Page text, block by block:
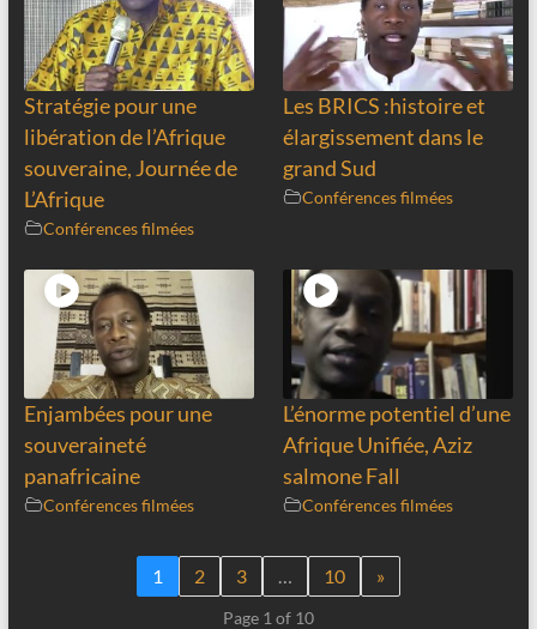
Stratégie pour une
libération de l’Afrique
souveraine, Journée de
L’Afrique
Conférences filmées
Les BRICS :histoire et
élargissement dans le
grand Sud
Conférences filmées
Enjambées pour une
souveraineté
panafricaine
Conférences filmées
L’énorme potentiel d’une
Afrique Unifiée, Aziz
salmone Fall
Conférences filmées
1 2 3 10 »
Page 1 of 10